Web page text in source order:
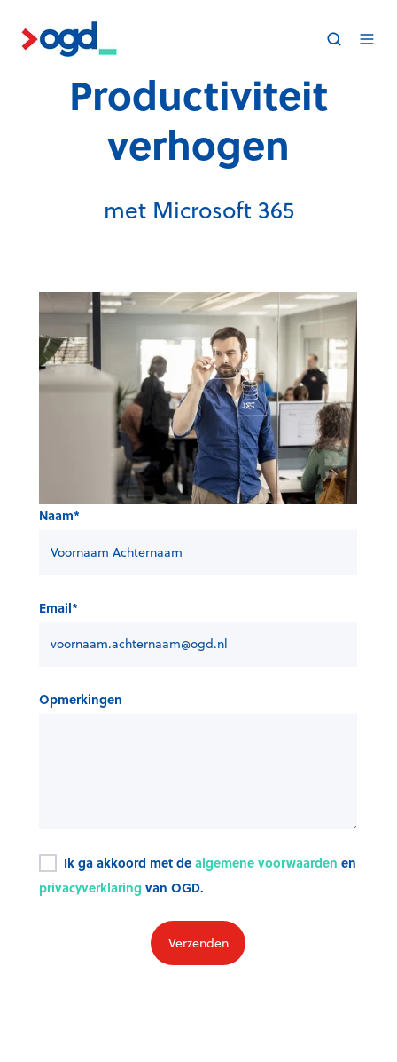
Productiviteit
verhogen
met Microsoft 365
Naam*
Email*
Opmerkingen
Ik ga akkoord met de algemene voorwaarden en
privacyverklaring van OGD.